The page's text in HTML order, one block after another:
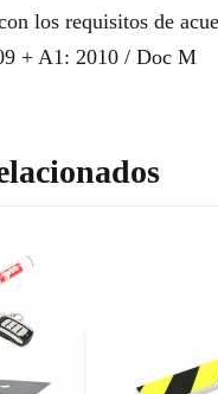
los requisitos de
+ A1: 2010 / Doc M